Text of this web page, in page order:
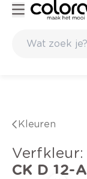
Kleuren
verfkleur:
CK D 12-A